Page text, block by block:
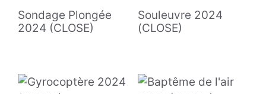
Sondage Plongée
2024 (CLOSE)
Souleuvre 2024
(CLOSE)